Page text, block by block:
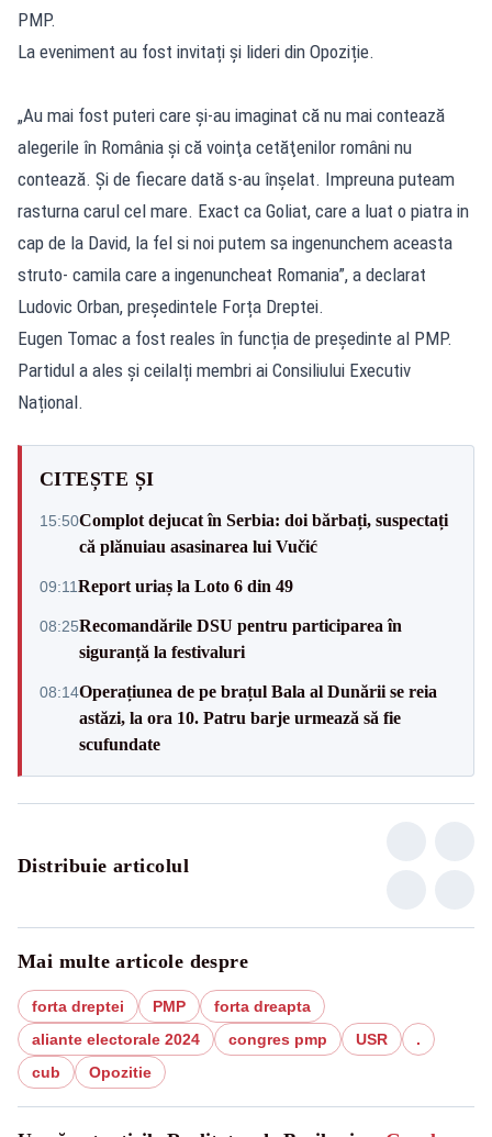
PMP.
La eveniment au fost invitați și lideri din Opoziție.
„Au mai fost puteri care şi-au imaginat că nu mai contează
alegerile în România şi că voinţa cetăţenilor români nu
contează. Şi de fiecare dată s-au înşelat. Impreuna puteam
rasturna carul cel mare. Exact ca Goliat, care a luat o piatra in
cap de la David, la fel si noi putem sa ingenunchem aceasta
struto- camila care a ingenuncheat Romania”, a declarat
Ludovic Orban, președintele Forța Dreptei.
Eugen Tomac a fost reales în funcția de președinte al PMP.
Partidul a ales și ceilalți membri ai Consiliului Executiv
Național.
CITEȘTE ȘI
15:50Complot dejucat în Serbia: doi bărbați, suspectați
că plănuiau asasinarea lui Vučić
09:11Report uriaș la Loto 6 din 49
08:25Recomandările DSU pentru participarea în
siguranță la festivaluri
08:14Operațiunea de pe brațul Bala al Dunării se reia
astăzi, la ora 10. Patru barje urmează să fie
scufundate
Distribuie articolul
Mai multe articole despre
forta dreptei PMP
forta dreapta
aliante electorale 2024
congres pmp USR
.
cub
Opozitie